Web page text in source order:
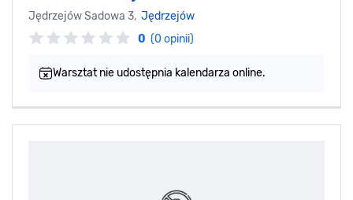
Jędrzejów Sadowa 3, Jędrzejów
0 (0 opinii)
Warsztat nie udostępnia kalendarza online.